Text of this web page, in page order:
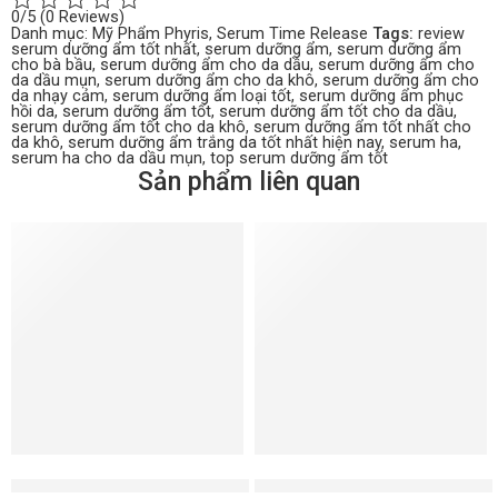
0/5 (0 Reviews)
Danh mục: Mỹ Phẩm Phyris, Serum Time Release Tags: review
serum dưỡng ẩm tốt nhất, serum dưỡng ẩm, serum dưỡng ẩm
cho bà bầu, serum dưỡng ẩm cho da dầu, serum dưỡng ẩm cho
da dầu mụn, serum dưỡng ẩm cho da khô, serum dưỡng ẩm cho
da nhạy cảm, serum dưỡng ẩm loại tốt, serum dưỡng ẩm phục
hồi da, serum dưỡng ẩm tốt, serum dưỡng ẩm tốt cho da dầu,
serum dưỡng ẩm tốt cho da khô, serum dưỡng ẩm tốt nhất cho
da khô, serum dưỡng ẩm trắng da tốt nhất hiện nay, serum ha,
serum ha cho da dầu mụn, top serum dưỡng ẩm tốt
Sản phẩm liên quan